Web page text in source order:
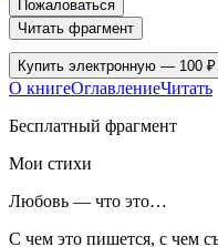
Пожаловаться
Читать фрагмент
Купить электронную — 100 ₽
О книгеОглавлениеЧитать
Бесплатный фрагмент
Мои стихи
Любовь — что это…
С чем это пишется, с чем